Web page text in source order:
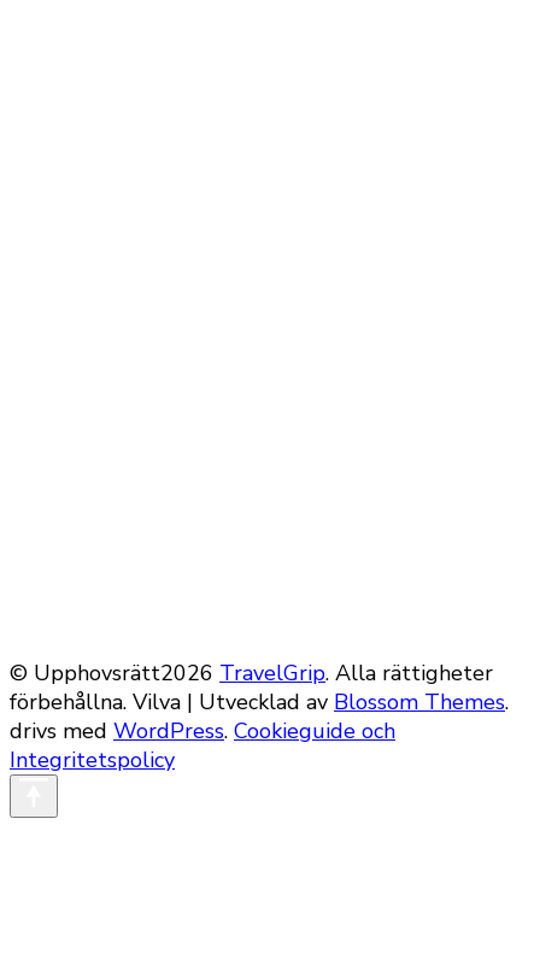
© Upphovsrätt2026 TravelGrip. Alla rättigheter
förbehållna. Vilva | Utvecklad av Blossom Themes.
drivs med WordPress. Cookieguide och
Integritetspolicy